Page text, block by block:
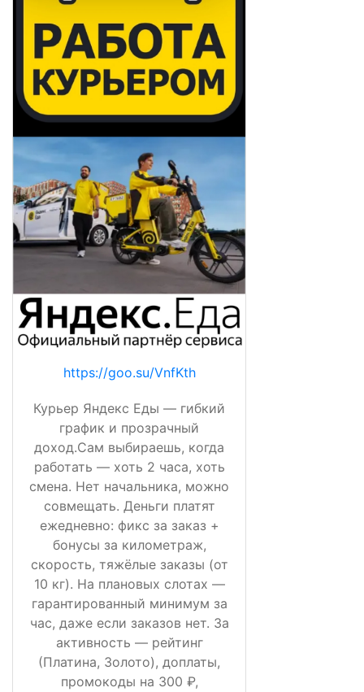
https://goo.su/VnfKth
Курьер Яндекс Еды — гибкий
график и прозрачный
доход.Сам выбираешь, когда
работать — хоть 2 часа, хоть
смена. Нет начальника, можно
совмещать. Деньги платят
ежедневно: фикс за заказ +
бонусы за километраж,
скорость, тяжёлые заказы (от
10 кг). На плановых слотах —
гарантированный минимум за
час, даже если заказов нет. За
активность — рейтинг
(Платина, Золото), доплаты,
промокоды на 300 ₽,